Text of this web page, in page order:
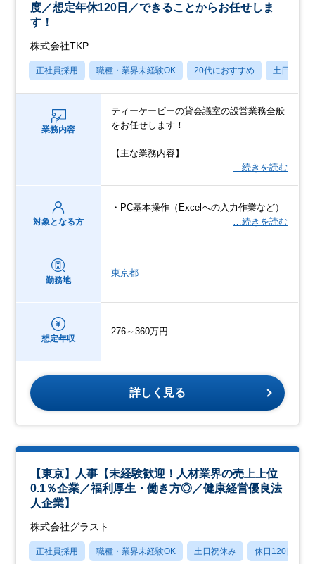
度／想定年休120日／できることからお任せしま
す！
株式会社TKP
正社員採用 職種・業界未経験OK 20代におすすめ 土日祝休み
業務内容
ティーケーピーの貸会議室の設営業務全般
をお任せします！
【主な業務内容】
…続きを読む
対象となる方
・PC基本操作（Excelへの入力作業など）
…続きを読む
勤務地
東京都
想定年収
276～360万円
詳しく見る
【東京】人事【未経験歓迎！人材業界の売上上位
0.1％企業／福利厚生・働き方◎／健康経営優良法
人企業】
株式会社グラスト
正社員採用 職種・業界未経験OK 土日祝休み 休日120日以上